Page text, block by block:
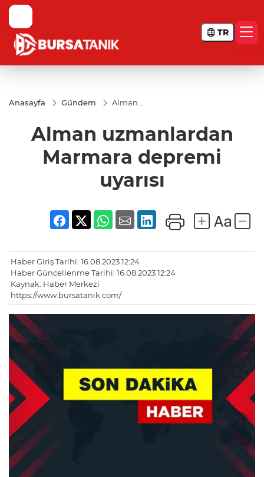
TR
Anasayfa Gündem
Alman
depremi
uyarısı
Alman uzmanlardan
Marmara depremi
uyarısı
Haber Giriş Tarihi: 16.08.2023 12:24
Haber Güncellenme Tarihi: 16.08.2023 12:24
Kaynak: Haber Merkezi
https://www.bursatanik.com/